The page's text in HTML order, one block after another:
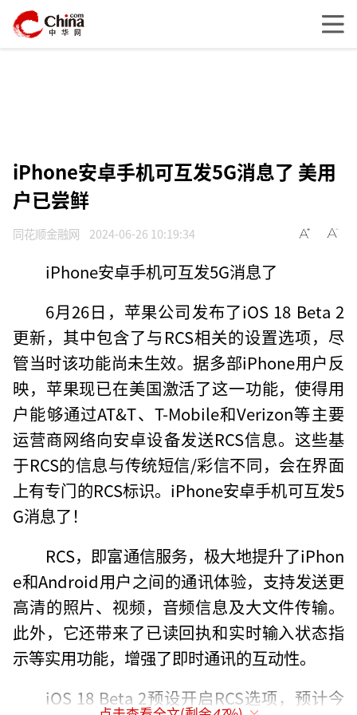
iPhone安卓手机可互发5G消息了 美用
户已尝鲜
同花顺金融网 2024-06-26 10:19:34
iPhone安卓手机可互发5G消息了
6月26日，苹果公司发布了iOS 18 Beta 2
更新，其中包含了与RCS相关的设置选项，尽
管当时该功能尚未生效。据多部iPhone用户反
映，苹果现已在美国激活了这一功能，使得用
户能够通过AT&T、T-Mobile和Verizon等主要
运营商网络向安卓设备发送RCS信息。这些基
于RCS的信息与传统短信/彩信不同，会在界面
上有专门的RCS标识。iPhone安卓手机可互发5
G消息了！
RCS，即富通信服务，极大地提升了iPhon
e和Android用户之间的通讯体验，支持发送更
高清的照片、视频，音频信息及大文件传输。
此外，它还带来了已读回执和实时输入状态指
示等实用功能，增强了即时通讯的互动性。
iOS 18 Beta 2预设开启RCS选项，预计今